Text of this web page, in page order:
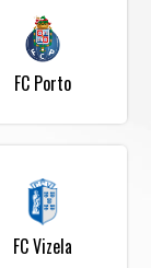
FC Porto
FC Vizela